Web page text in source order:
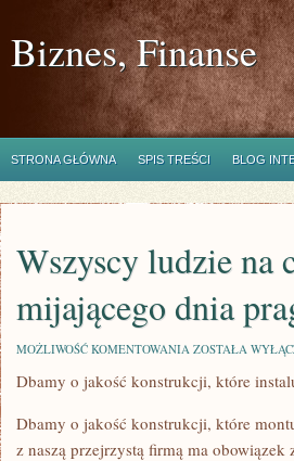
Biznes, Finanse
STRONA GŁÓWNA SPIS TREŚCI BLOG
Wszyscy ludzie na
mijającego dnia
MOŻLIWOŚĆ KOMENTOWANIA WSZYSCY
NA
CAŁYM
KAŻDEGO
MIJAJĄCEGO
ZOSTAŁA
Dbamy o jakość konstrukcji, które
Dbamy o jakość konstrukcji, które
z naszą przejrzystą firmą ma